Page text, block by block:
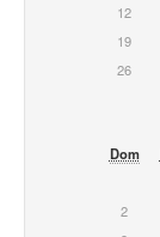
12
19
26
Dom
2